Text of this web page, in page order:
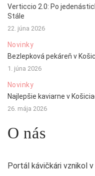
Verticcio 2.0: Po
Stále
22. júna 2026
Novinky
Bezlepková pekáreň v
1. júna 2026
Novinky
Najlepšie kaviarne v
26. mája 2026
O nás
Portál kávičkári vznikol